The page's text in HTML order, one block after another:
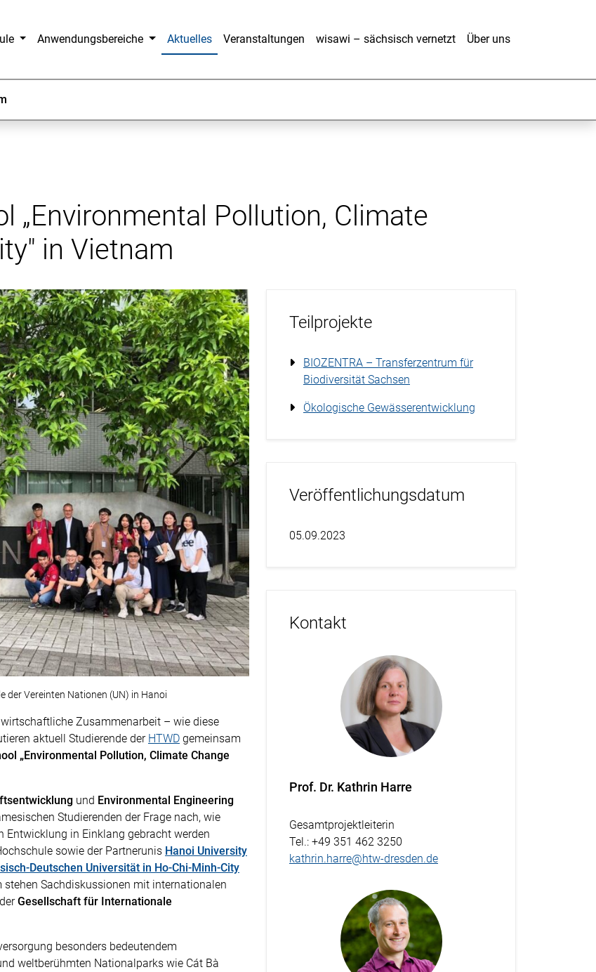
Anwendungsbereiche Aktuelles Veranstaltungen wisawi – sächsisch vernetzt Über uns
„Environmental Pollution, Climate
in Vietnam
der Vereinten Nationen (UN) in Hanoi
Zusammenarbeit – wie diese
aktuell Studierende der HTWD gemeinsam
„Environmental Pollution, Climate Change
und Environmental Engineering
Studierenden der Frage nach, wie
in Einklang gebracht werden
sowie der Partnerunis Hanoi University
Deutschen Universität in Ho-Chi-Minh-City
Sachdiskussionen mit internationalen
Gesellschaft für Internationale
besonders bedeutendem
weltberühmten Nationalparks wie Cát Bà
Teilprojekte
BIOZENTRA – Transferzentrum für
Biodiversität Sachsen
Ökologische Gewässerentwicklung
Veröffentlichungsdatum
05.09.2023
Kontakt
Prof. Dr. Kathrin Harre
Gesamtprojektleiterin
Tel.: +49 351 462 3250
kathrin.harre@htw-dresden.de